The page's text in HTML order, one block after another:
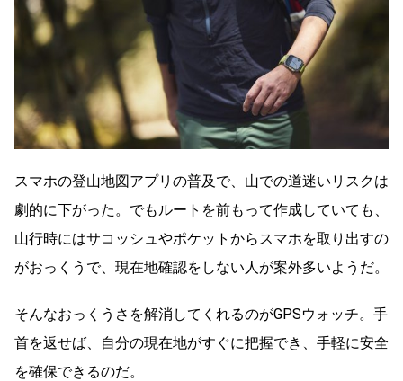
スマホの登山地図アプリの普及で、山での道迷いリスクは
劇的に下がった。でもルートを前もって作成していても、
山行時にはサコッシュやポケットからスマホを取り出すの
がおっくうで、現在地確認をしない人が案外多いようだ。
そんなおっくうさを解消してくれるのがGPSウォッチ。手
首を返せば、自分の現在地がすぐに把握でき、手軽に安全
を確保できるのだ。